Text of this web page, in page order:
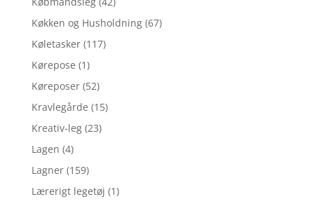
Køkken og Husholdning (67)
Køletasker (117)
Kørepose (1)
Køreposer (52)
Kravlegårde (15)
Kreativ-leg (23)
Lagen (4)
Lagner (159)
Lærerigt legetøj (1)